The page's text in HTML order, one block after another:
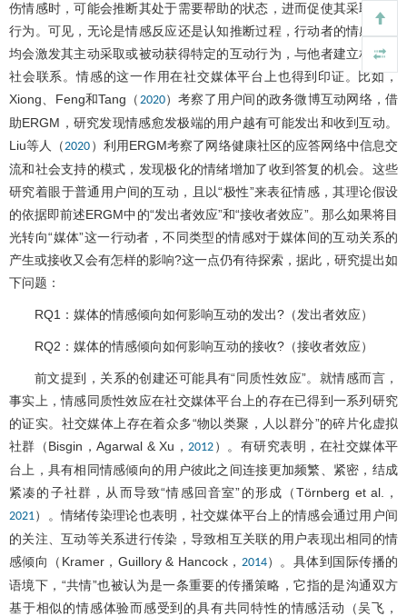
伤情感时，可能会推断其处于需要帮助的状态，进而促使其采取帮助
行为。可见，无论是情感反应还是认知推断过程，行动者的情感状态
均会激发其主动采取或被动获得特定的互动行为，与他者建立相应的
社会联系。情感的这一作用在社交媒体平台上也得到印证。比如，
Xiong、Feng和Tang（ 2020）考察了用户间的政务微博互动网络，借
助ERGM，研究发现情感愈发极端的用户越有可能发出和收到互动。
Liu等人（2020 ）利用ERGM考察了网络健康社区的应答网络中信息交
流和社会支持的模式，发现极化的情绪增加了收到答复的机会。这些
研究着眼于普通用户间的互动，且以“极性”来表征情感，其理论假设
的依据即前述ERGM中的“发出者效应”和“接收者效应”。那么如果将目
光转向“媒体”这一行动者，不同类型的情感对于媒体间的互动关系的
产生或接收又会有怎样的影响?这一点仍有待探索，据此，研究提出如
下问题：
RQ1：媒体的情感倾向如何影响互动的发出?（发出者效应）
RQ2：媒体的情感倾向如何影响互动的接收?（接收者效应）
前文提到，关系的创建还可能具有“同质性效应”。就情感而言，
事实上，情感同质性效应在社交媒体平台上的存在已得到一系列研究
的证实。社交媒体上存在着众多“物以类聚，人以群分”的碎片化虚拟
社群（Bisgin，Agarwal & Xu， 2012 ）。有研究表明，在社交媒体平
台上，具有相同情感倾向的用户彼此之间连接更加频繁、紧密，结成
紧凑的子社群，从而导致“情感回音室”的形成（Törnberg et al.，
2021）。情绪传染理论也表明，社交媒体平台上的情感会通过用户间
的关注、互动等关系进行传染，导致相互关联的用户表现出相同的情
感倾向（Kramer，Guillory & Hancock， 2014）。具体到国际传播的
语境下，“共情”也被认为是一条重要的传播策略，它指的是沟通双方
基于相似的情感体验而感受到的具有共同特性的情感活动（吴飞，